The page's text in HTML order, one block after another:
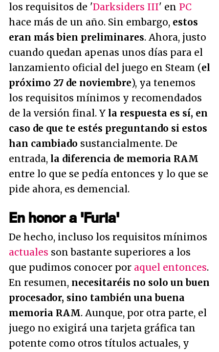
los requisitos de 'Darksiders III' en PC
hace más de un año. Sin embargo, estos
eran más bien preliminares. Ahora, justo
cuando quedan apenas unos días para el
lanzamiento oficial del juego en Steam (el
próximo 27 de noviembre), ya tenemos
los requisitos mínimos y recomendados
de la versión final. Y la respuesta es sí, en
caso de que te estés preguntando si estos
han cambiado sustancialmente. De
entrada, la diferencia de memoria RAM
entre lo que se pedía entonces y lo que se
pide ahora, es demencial.
En honor a 'Furia'
De hecho, incluso los requisitos mínimos
actuales son bastante superiores a los
que pudimos conocer por aquel entonces.
En resumen, necesitaréis no solo un buen
procesador, sino también una buena
memoria RAM. Aunque, por otra parte, el
juego no exigirá una tarjeta gráfica tan
potente como otros títulos actuales, y